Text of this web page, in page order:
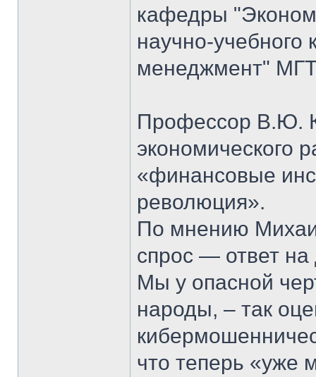
кафедры
научно-
менеджмент"
Профессор В.Ю.
экономического
«финансовые
революция».
По мнению
спрос — ответ
Мы у опасной
народы, – так
что теперь «уже